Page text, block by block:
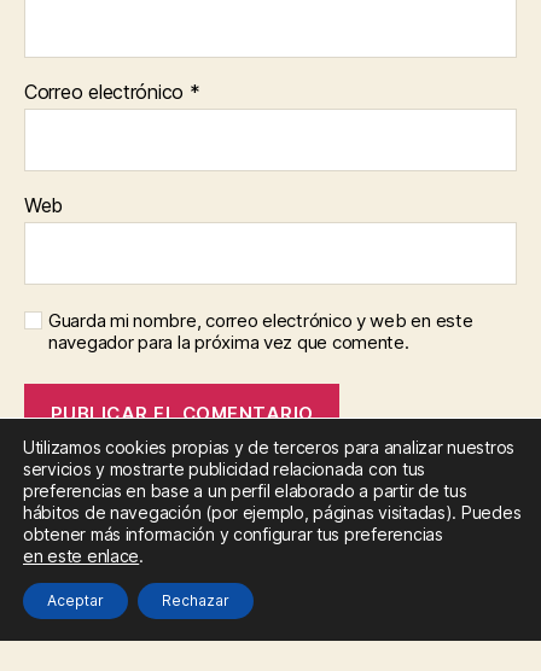
Correo electrónico *
Web
Guarda mi nombre, correo electrónico y web en este
navegador para la próxima vez que comente.
Política de Cookies
Política de privacidad
AVISO LEGAL
Utilizamos cookies propias y de terceros para analizar nuestros
servicios y mostrarte publicidad relacionada con tus
preferencias en base a un perfil elaborado a partir de tus
hábitos de navegación (por ejemplo, páginas visitadas). Puedes
obtener más información y configurar tus preferencias
en este enlace.
Aceptar Rechazar